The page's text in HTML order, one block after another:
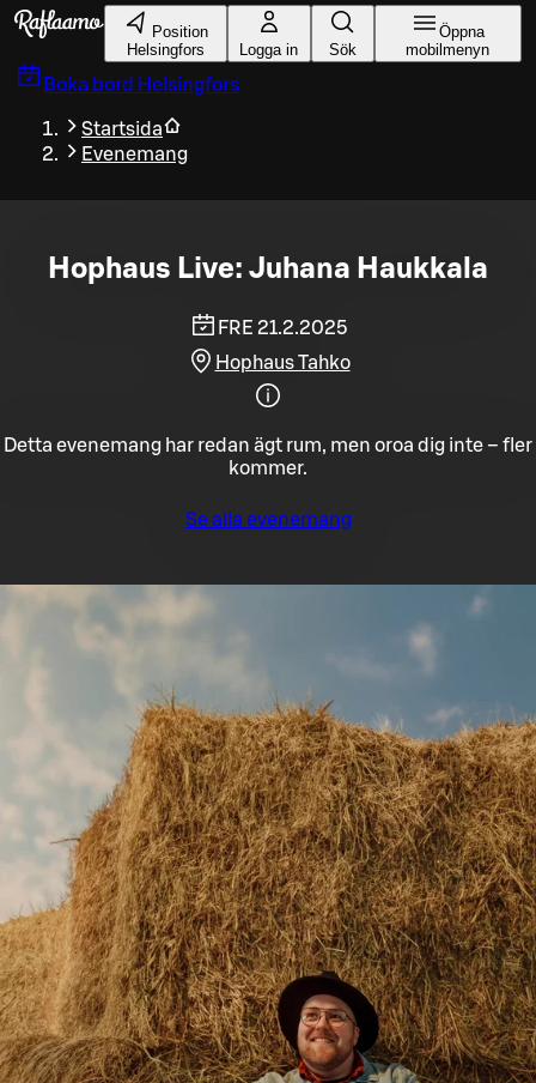
Gå till huvudinnehållet
Position
Helsingfors
Logga in Sök
Öppna
mobilmenyn
Boka bord Helsingfors
Startsida
Evenemang
Hophaus Live: Juhana Haukkala
FRE 21.2.2025
Hophaus Tahko
Detta evenemang har redan ägt rum, men oroa dig inte – fler
kommer.
Se alla evenemang